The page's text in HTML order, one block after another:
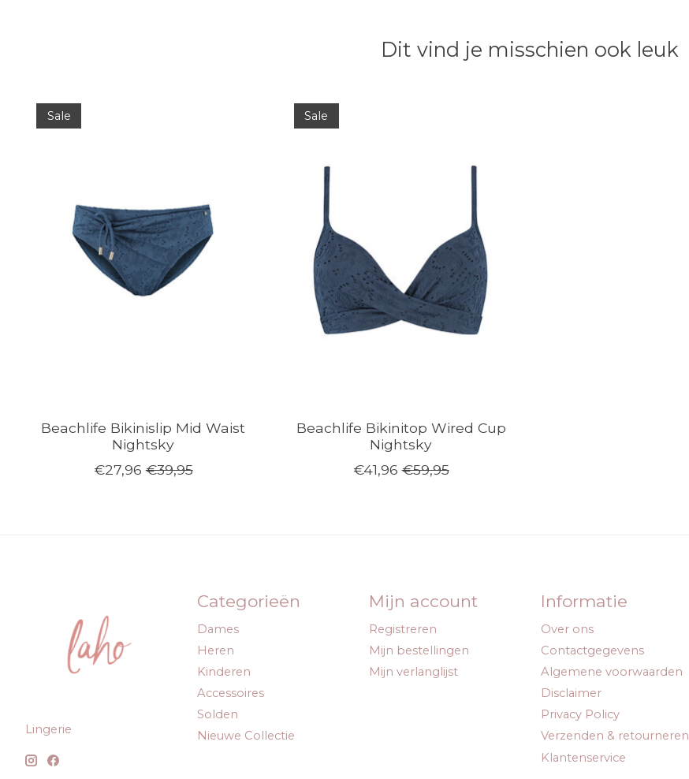
Dit vind je misschien ook leuk
Items van productcarrousel
Sale
Beachlife Bikinislip Mid Waist
Nightsky
€27,96 €39,95
Sale
Beachlife Bikinitop Wired Cup
Nightsky
€41,96 €59,95
Lingerie
Categorieën
Dames
Heren
Kinderen
Accessoires
Solden
Nieuwe Collectie
Mijn account
Registreren
Mijn bestellingen
Mijn verlanglijst
Informatie
Over ons
Contactgegevens
Algemene voorwaarden
Disclaimer
Privacy Policy
Verzenden & retourneren
Klantenservice